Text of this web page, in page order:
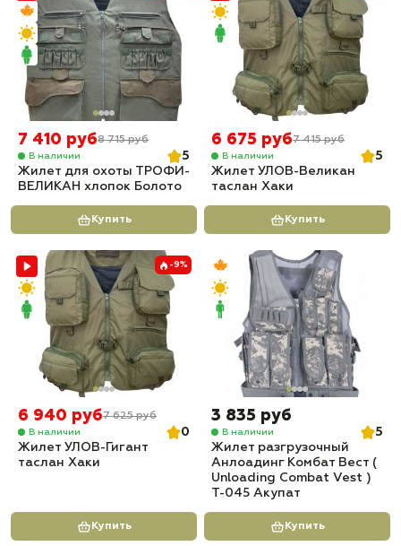
7 410 руб8 715 руб
В наличии
5
Жилет для охоты ТРОФИ-
ВЕЛИКАН хлопок Болото
Купить
6 675 руб7 415 руб
В наличии
5
Жилет УЛОВ-Великан
таслан Хаки
Купить
-9%
6 940 руб7 625 руб
В наличии
0
Жилет УЛОВ-Гигант
таслан Хаки
Купить
3 835 руб
В наличии
5
Жилет разгрузочный
Анлоадинг Комбат Вест (
Unloading Combat Vest )
T-045 Акупат
Купить